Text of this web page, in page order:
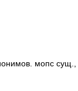
мопс сущ.,